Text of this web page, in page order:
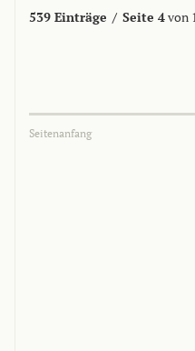
539 Einträge / Seite 4von
Seitenanfang